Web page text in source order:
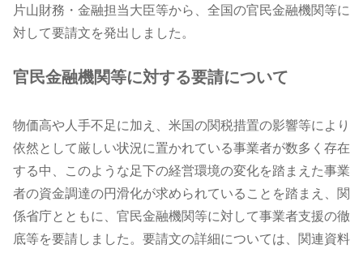
片山財務・金融担当大臣等から、全国の官民金融機関等に
対して要請文を発出しました。
官民金融機関等に対する要請について
物価高や人手不足に加え、米国の関税措置の影響等により
依然として厳しい状況に置かれている事業者が数多く存在
する中、このような足下の経営環境の変化を踏まえた事業
者の資金調達の円滑化が求められていることを踏まえ、関
係省庁とともに、官民金融機関等に対して事業者支援の徹
底等を要請しました。要請文の詳細については、関連資料